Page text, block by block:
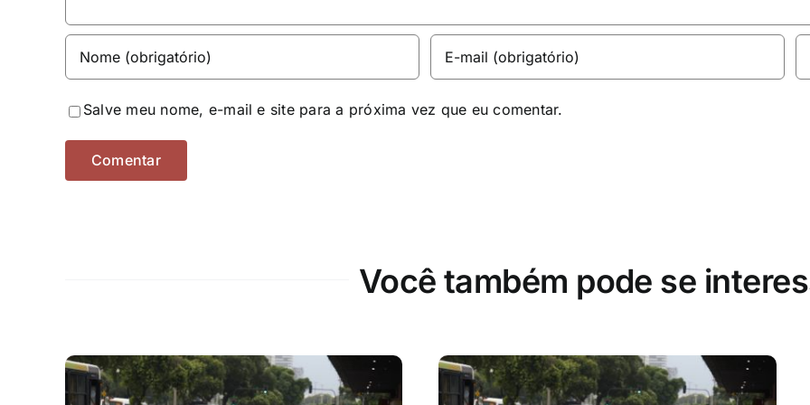
Salve meu nome, e-mail e site para a próxima vez que eu comentar.
Você também pode se